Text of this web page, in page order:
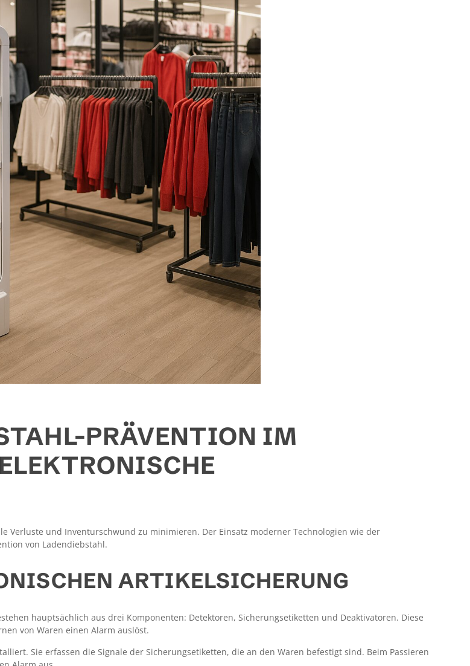
PRÄVENTION IM
Verluste und Inventurschwund zu minimieren. Der Einsatz moderner Technologien wie der
von Ladendiebstahl.
ARTIKELSICHERUNG
hauptsächlich aus drei Komponenten: Detektoren, Sicherungsetiketten und Deaktivatoren. Diese
von Waren einen Alarm auslöst.
Sie erfassen die Signale der Sicherungsetiketten, die an den Waren befestigt sind. Beim Passieren